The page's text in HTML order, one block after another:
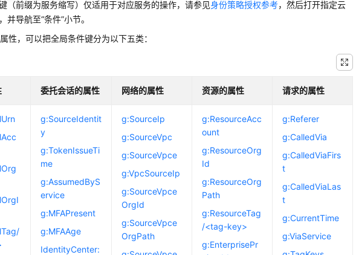
（前缀为服务缩写）仅适用于对应服务的操作，请参见身份策略授权参考，然后打开指定云
并导航至“条件”小节。
性，可以把全局条件键分为以下五类：
委托会话的属性 网络的属性 资源的属性 请求的属性
g:SourceIdentit
y
g:TokenIssueTi
me
g:AssumedByS
ervice
g:MFAPresent
g:MFAAge
IdentityCenter:
g:SourceIp
g:SourceVpc
g:SourceVpce
g:VpcSourceIp
g:SourceVpce
OrgId
g:SourceVpce
OrgPath
g:ResourceAcc
ount
g:ResourceOrg
Id
g:ResourceOrg
Path
g:ResourceTag
/<tag-key>
g:EnterprisePr
g:Referer
g:CalledVia
g:CalledViaFirs
t
g:CalledViaLas
t
g:CurrentTime
g:ViaService